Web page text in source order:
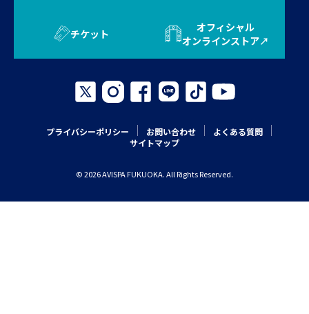
チケット
オフィシャル
オンラインストア
プライバシーポリシー お問い合わせ
よくある質問
サイトマップ
© 2026 AVISPA FUKUOKA. All Rights Reserved.